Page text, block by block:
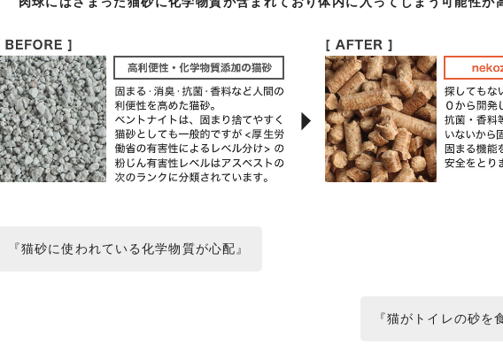
『猫砂に使われている化学物質が心配』
『猫がトイレの砂